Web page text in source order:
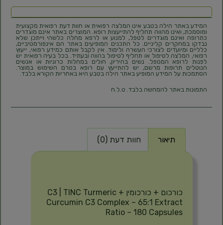
המידע באתר הילה בטבע אינו המלצה רפואית או חוות דעת רפואית מקצועית
ומוסמכת, ואינו מהווה תחליף להתייעצות רופא. המוצרים באתר אינם מוגדרים
כתרופה ואינם מוגדרים לטפל, למנוע או לרפא מחלה כלשהי וייתכן שלא
נבדקו במחקרים קליניים. כל התכנים המופיעים באתר הם אינפורמטיביים,
כלליים ומיועדים לצורכי העשרה ולימוד. אין לקבל אותם כמידע רפואי, ייעוץ
רפואי, המלצה לטיפול או תחליף לטיפול בהווה ובעתיד. בכל בעיה רפואית יש
לפנות לרופא המטפל. נשים בהיריון, חולים במחלות כרוניות או אנשים
הנוטלים תרופות מרשם, יש להתייעץ עם רופא בטרם השימוש במוצר.
הסתמכות על המידע המופיע באתר הילה בטבע היא באחריות הקורא בלבד.
התמונות באתר להמחשה בלבד. ט.ל.ח
תיאור חוות דעת (0)
כורכום + כורכומין C3 | TINC Turmeric +
Curcumin C3 Complex – 65:1 Extract
Ratio – 180 Capsules